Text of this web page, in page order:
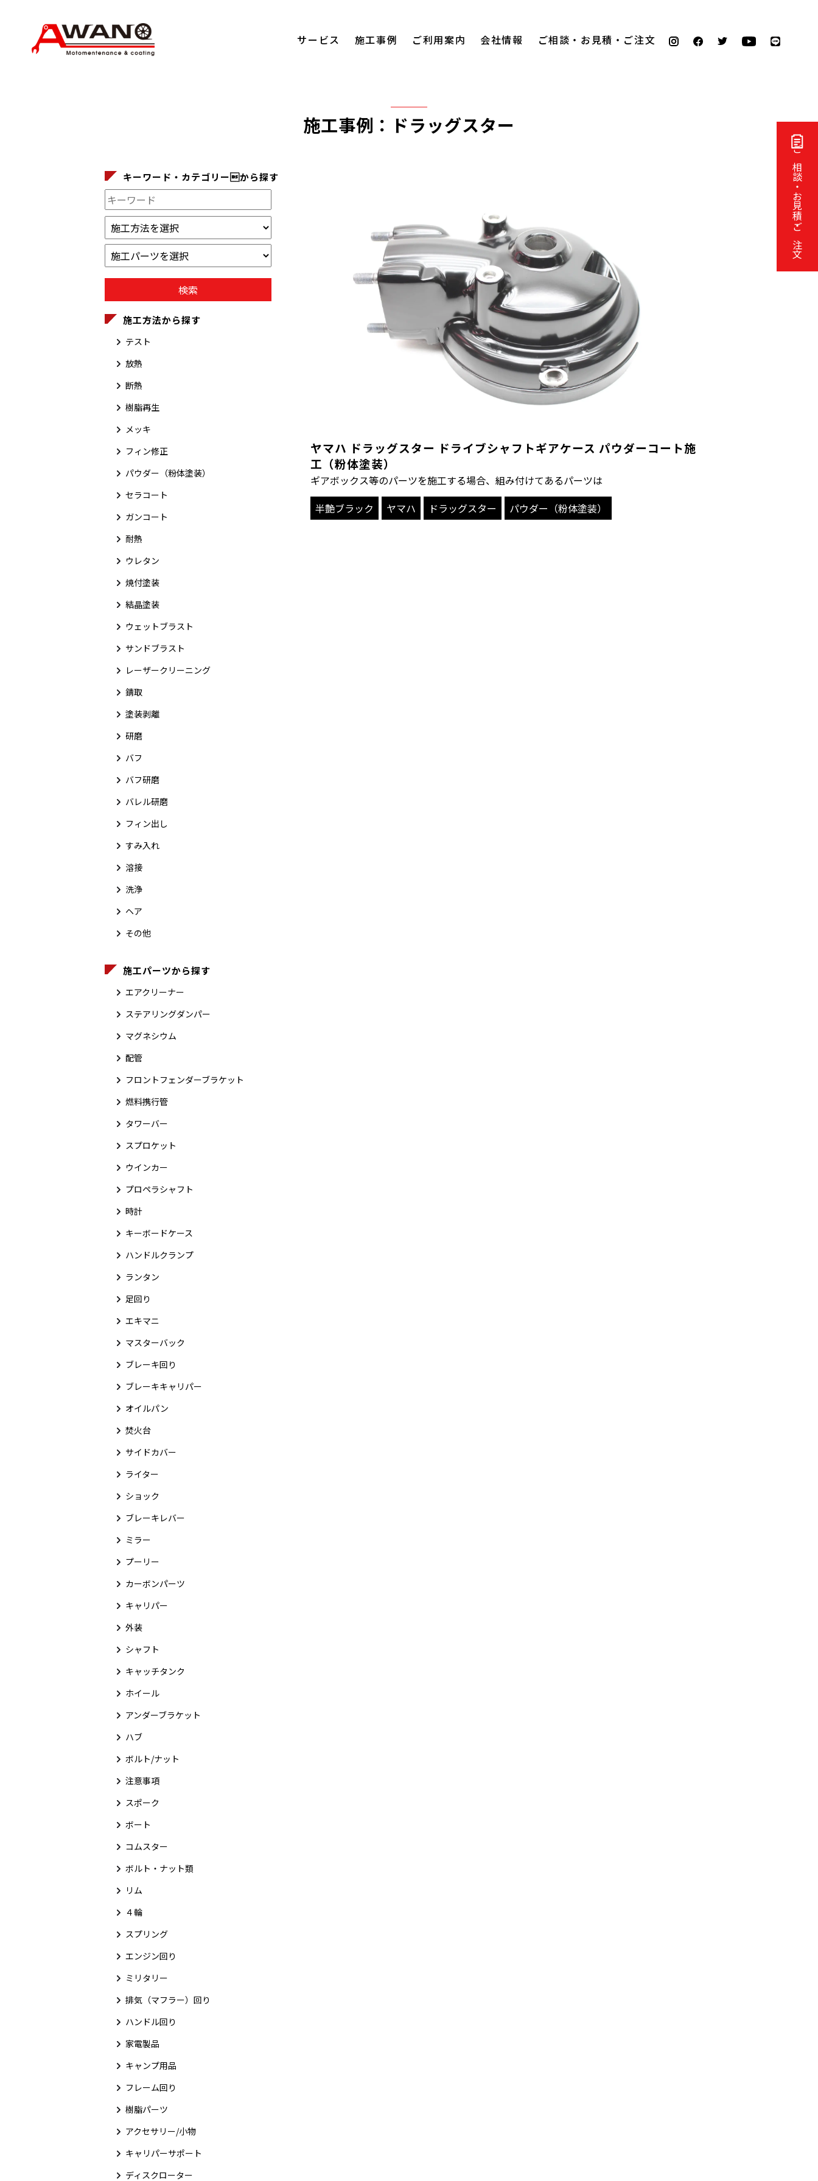
ご相談・お見積・ご注文
サービス 施工事例 ご利用案内 会社情報 ご相談・お見積・ご注文
施工事例：ドラッグスター
ヤマハ ドラッグスター ドライブシャフトギアケース パウダーコート施
工（粉体塗装）
ギアボックス等のパーツを施工する場合、組み付けてあるパーツは
半艶ブラック
ヤマハ ドラッグスター パウダー（粉体塗装）
キーワード・カテゴリーから探す
施工方法から探す
テスト
放熱
断熱
樹脂再生
メッキ
フィン修正
パウダー（粉体塗装）
セラコート
ガンコート
耐熱
ウレタン
焼付塗装
結晶塗装
ウェットブラスト
サンドブラスト
レーザークリーニング
錆取
塗装剥離
研磨
バフ
バフ研磨
バレル研磨
フィン出し
すみ入れ
溶接
洗浄
ヘア
その他
施工パーツから探す
エアクリーナー
ステアリングダンパー
マグネシウム
配管
フロントフェンダーブラケット
燃料携行管
タワーバー
スプロケット
ウインカー
プロペラシャフト
時計
キーボードケース
ハンドルクランプ
ランタン
足回り
エキマニ
マスターバック
ブレーキ回り
ブレーキキャリパー
オイルパン
焚火台
サイドカバー
ライター
ショック
ブレーキレバー
ミラー
プーリー
カーボンパーツ
キャリパー
外装
シャフト
キャッチタンク
ホイール
アンダーブラケット
ハブ
ボルト/ナット
注意事項
スポーク
ボート
コムスター
ボルト・ナット類
リム
４輪
スプリング
エンジン回り
ミリタリー
排気（マフラー）回り
ハンドル回り
家電製品
キャンプ用品
フレーム回り
樹脂パーツ
アクセサリー/小物
キャリパーサポート
ディスクローター